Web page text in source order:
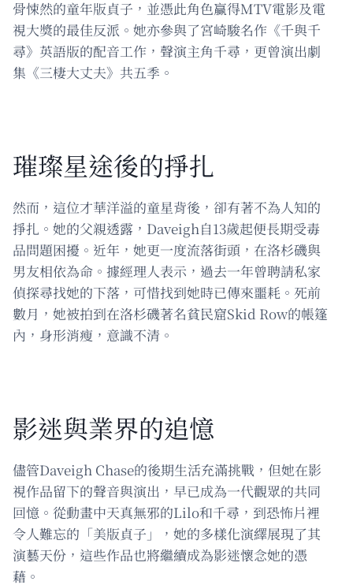
骨悚然的童年版貞子，並憑此角色贏得MTV電影及電
視大獎的最佳反派。她亦參與了宮崎駿名作《千與千
尋》英語版的配音工作，聲演主角千尋，更曾演出劇
集《三棲大丈夫》共五季。
璀璨星途後的掙扎
然而，這位才華洋溢的童星背後，卻有著不為人知的
掙扎。她的父親透露，Daveigh自13歲起便長期受毒
品問題困擾。近年，她更一度流落街頭，在洛杉磯與
男友相依為命。據經理人表示，過去一年曾聘請私家
偵探尋找她的下落，可惜找到她時已傳來噩耗。死前
數月，她被拍到在洛杉磯著名貧民窟Skid Row的帳篷
內，身形消瘦，意識不清。
影迷與業界的追憶
儘管Daveigh Chase的後期生活充滿挑戰，但她在影
視作品留下的聲音與演出，早已成為一代觀眾的共同
回憶。從動畫中天真無邪的Lilo和千尋，到恐怖片裡
令人難忘的「美版貞子」，她的多樣化演繹展現了其
演藝天份，這些作品也將繼續成為影迷懷念她的憑
藉。